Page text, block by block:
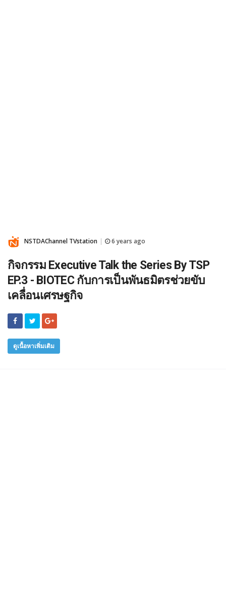
NSTDAChannel TVstation 6 years ago
กิจกรรม Executive Talk the Series By TSP
EP.3 - BIOTEC กับการเป็นพันธมิตรช่วยขับ
เคลื่อนเศรษฐกิจ
ดูเนื้อหาเพิ่มเติม